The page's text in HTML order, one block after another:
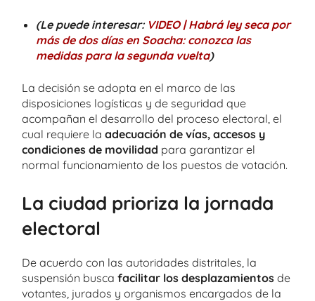
(Le puede interesar: VIDEO | Habrá ley seca por
más de dos días en Soacha: conozca las
medidas para la segunda vuelta)
La decisión se adopta en el marco de las
disposiciones logísticas y de seguridad que
acompañan el desarrollo del proceso electoral, el
cual requiere la adecuación de vías, accesos y
condiciones de movilidad para garantizar el
normal funcionamiento de los puestos de votación.
La ciudad prioriza la jornada
electoral
De acuerdo con las autoridades distritales, la
suspensión busca facilitar los desplazamientos de
votantes, jurados y organismos encargados de la